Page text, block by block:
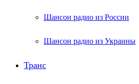
Шансон радио из России
Шансон радио из Украины
Транс